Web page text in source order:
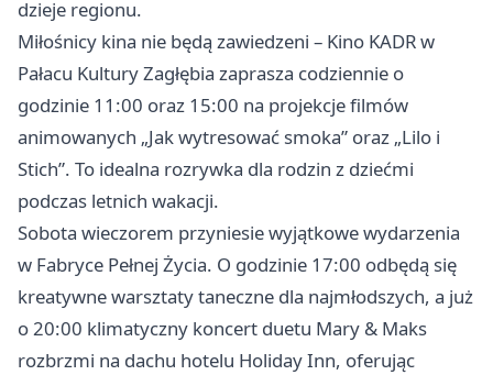
dzieje regionu.
Miłośnicy kina nie będą zawiedzeni – Kino KADR w
Pałacu Kultury Zagłębia zaprasza codziennie o
godzinie 11:00 oraz 15:00 na projekcje filmów
animowanych „Jak wytresować smoka” oraz „Lilo i
Stich”. To idealna rozrywka dla rodzin z dziećmi
podczas letnich wakacji.
Sobota wieczorem przyniesie wyjątkowe wydarzenia
w Fabryce Pełnej Życia. O godzinie 17:00 odbędą się
kreatywne warsztaty taneczne dla najmłodszych, a już
o 20:00 klimatyczny koncert duetu Mary & Maks
rozbrzmi na dachu hotelu Holiday Inn, oferując